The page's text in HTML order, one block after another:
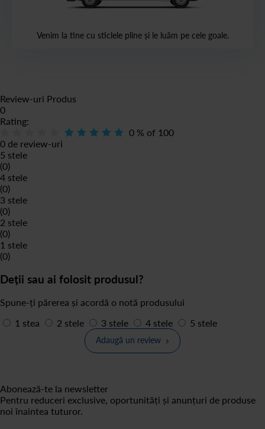
Venim la tine cu sticlele pline și le luăm pe cele goale.
Review-uri Produs
0
Rating:
0 % of 100
0 de review-uri
5 stele
(0)
4 stele
(0)
3 stele
(0)
2 stele
(0)
1 stele
(0)
Deții sau ai folosit produsul?
Spune-ți părerea și acordă o notă produsului
1 stea
2 stele 3 stele 4 stele 5 stele
Adaugă un review
Abonează-te la newsletter
Pentru reduceri exclusive, oportunități și anunțuri de produse
noi înaintea tuturor.